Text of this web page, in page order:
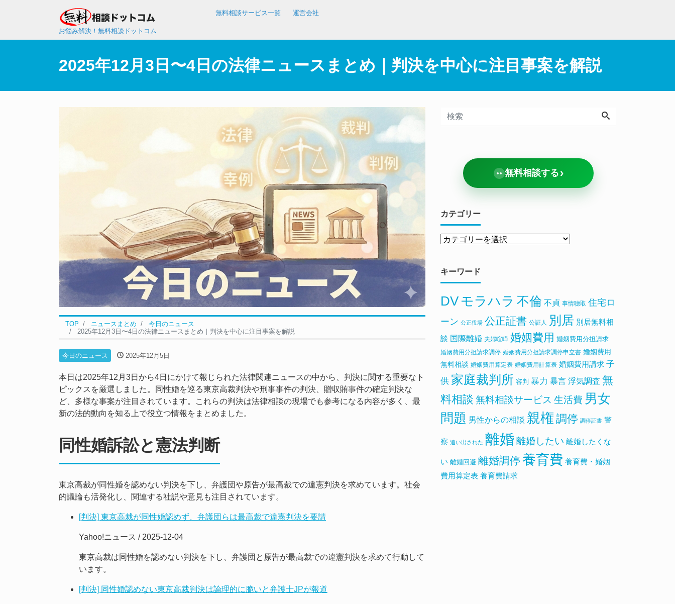
お悩み解決！無料相談ドットコム
無料相談サービス一覧 運営会社
2025年12月3日〜4日の法律ニュースまとめ｜判決を中心に注目事案を解説
TOP ニュースまとめ
今日のニュース
2025年12月3日〜4日の法律ニュースまとめ｜判決を中心に注目事案を解説
今日のニュース 2025年12月5日
本日は2025年12月3日から4日にかけて報じられた法律関連ニュースの中から、判決に関する重要なト
ピックスを厳選しました。同性婚を巡る東京高裁判決や刑事事件の判決、贈収賄事件の確定判決な
ど、多様な事案が注目されています。これらの判決は法律相談の現場でも参考になる内容が多く、最
新の法的動向を知る上で役立つ情報をまとめました。
同性婚訴訟と憲法判断
東京高裁が同性婚を認めない判決を下し、弁護団や原告が最高裁での違憲判決を求めています。社会
的議論も活発化し、関連する社説や意見も注目されています。
[判決] 東京高裁が同性婚認めず、弁護団らは最高裁で違憲判決を要請
Yahoo!ニュース / 2025-12-04
東京高裁は同性婚を認めない判決を下し、弁護団と原告が最高裁での違憲判決を求めて行動して
います。
[判決] 同性婚認めない東京高裁判決は論理的に脆いと弁護士JPが報道
無料相談する ›
カテゴリー
キーワード
DV モラハラ 不倫 不貞 事情聴取 住宅ロ
ーン 公正役場 公正証書 公証人 別居 別居無料相
談 国際離婚 夫婦喧嘩 婚姻費用 婚姻費用分担請求
婚姻費用分担請求調停 婚姻費用分担請求調停申立書 婚姻費用
無料相談 婚姻費用算定表 婚姻費用計算表 婚姻費用請求 子
供 家庭裁判所 審判 暴力 暴言 浮気調査 無
料相談 無料相談サービス 生活費 男女
問題 男性からの相談 親権 調停 調停証書 警
察 追い出された 離婚 離婚したい 離婚したくな
い 離婚回避 離婚調停 養育費 養育費・婚姻
費用算定表 養育費請求